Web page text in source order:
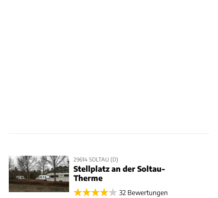
29614 SOLTAU (D)
Stellplatz an der Soltau-
Therme
32 Bewertungen